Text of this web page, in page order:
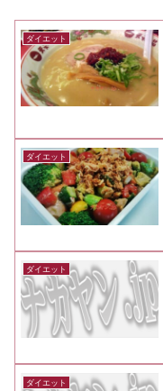
ダイエット
ダイエット
ダイエット
ダイエット